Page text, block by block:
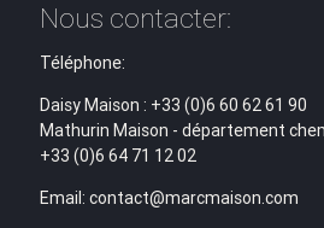
Nous contacter:
Téléphone:
Daisy Maison : +33 (0)6 60 62 61 90
Mathurin Maison - département
+33 (0)6 64 71 12 02
Email: contact@marcmaison.com